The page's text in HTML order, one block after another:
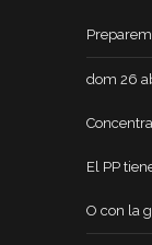
dom 26
El PP
O con la